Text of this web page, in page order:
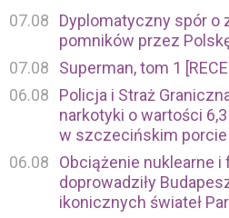
07.08
Dyplomatyczny spór o
pomników przez
07.08
Superman, tom 1
06.08
Policja i Straż
narkotyki o wartości
w szczecińskim porcie
06.08
Obciążenie nuklearne i
doprowadziły
ikonicznych świateł